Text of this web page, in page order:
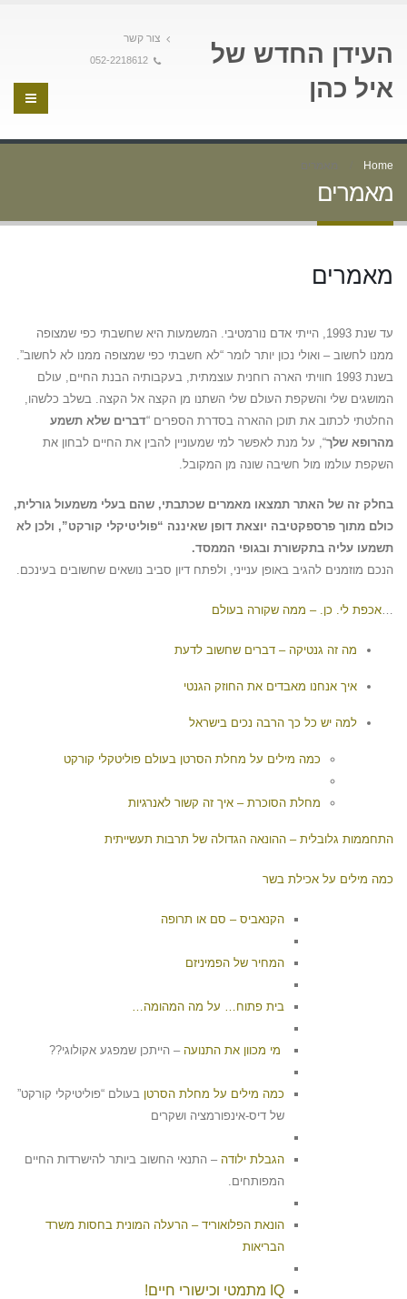
העידן החדש של
איל כהן
צור קשר
052-2218612
Home מאמרים
מאמרים
מאמרים
עד שנת 1993, הייתי אדם נורמטיבי. המשמעות היא שחשבתי כפי שמצופה
ממנו לחשוב – ואולי נכון יותר לומר “לא חשבתי כפי שמצופה ממנו לא לחשוב”.
בשנת 1993 חוויתי הארה רוחנית עוצמתית, בעקבותיה הבנת החיים, עולם
המושגים שלי והשקפת העולם שלי השתנו מן הקצה אל הקצה. בשלב כלשהו,
החלטתי לכתוב את תוכן ההארה בסדרת הספרים “דברים שלא תשמע
מהרופא שלך“, על מנת לאפשר למי שמעוניין להבין את החיים לבחון את
השקפת עולמו מול חשיבה שונה מן המקובל.
בחלק זה של האתר תמצאו מאמרים שכתבתי, שהם בעלי משמעול גורלית,
כולם מתוך פרספקטיבה יוצאת דופן שאיננה “פוליטיקלי קורקט”, ולכן לא
תשמעו עליה בתקשורת ובגופי הממסד.
הנכם מוזמנים להגיב באופן ענייני, ולפתח דיון סביב נושאים שחשובים בעינכם.
…אכפת לי. כן. – ממה שקורה בעולם
מה זה גנטיקה – דברים שחשוב לדעת
איך אנחנו מאבדים את החוזק הגנטי
למה יש כל כך הרבה נכים בישראל
כמה מילים על מחלת הסרטן בעולם פוליטקלי קורקט
מחלת הסוכרת – איך זה קשור לאנרגיות
התחממות גלובלית – ההונאה הגדולה של תרבות תעשייתית
כמה מילים על אכילת בשר
הקנאביס – סם או תרופה
המחיר של הפמיניזם
בית פתוח… על מה המהומה…
מי מכוון את התנועה – הייתכן שמפגע אקולוגי??
כמה מילים על מחלת הסרטן בעולם “פוליטיקלי קורקט”
של דיס-אינפורמציה ושקרים
הגבלת ילודה – התנאי החשוב ביותר להישרדות החיים
המפותחים.
הונאת הפלואוריד – הרעלה המונית בחסות משרד
הבריאות
IQ מתמטי וכישורי חיים!